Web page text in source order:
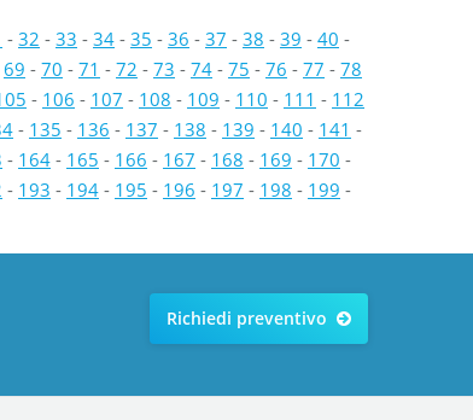
- 32 - 33 - 34 - 35 - 36 - 37 - 38 - 39 - 40 -
69 - 70 - 71 - 72 - 73 - 74 - 75 - 76 - 77 - 78
- 106 - 107 - 108 - 109 - 110 - 111 - 112
- 135 - 136 - 137 - 138 - 139 - 140 - 141 -
- 164 - 165 - 166 - 167 - 168 - 169 - 170 -
- 193 - 194 - 195 - 196 - 197 - 198 - 199 -
Richiedi preventivo